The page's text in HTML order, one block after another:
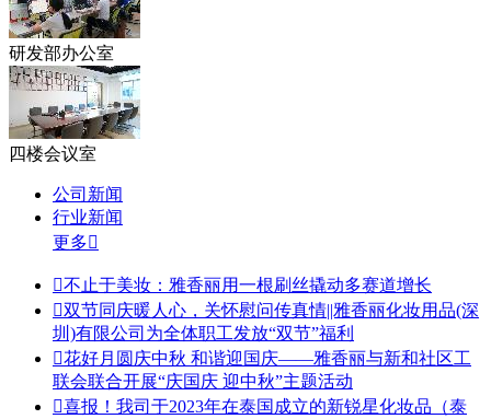
研发部办公室
四楼会议室
公司新闻
行业新闻
更多
不止于美妆：雅香丽用一根刷丝撬动多赛道增长
双节同庆暖人心，关怀慰问传真情||雅香丽化妆用品(深
圳)有限公司为全体职工发放“双节”福利
花好月圆庆中秋 和谐迎国庆——雅香丽与新和社区工
联会联合开展“庆国庆 迎中秋”主题活动
喜报！我司于2023年在泰国成立的新锐星化妆品（泰